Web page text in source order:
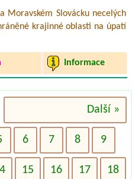
Moravském Slovácku necelých
krajinné oblasti na úpatí
Informace
Další »
6 7 8 9
15 16 17 18